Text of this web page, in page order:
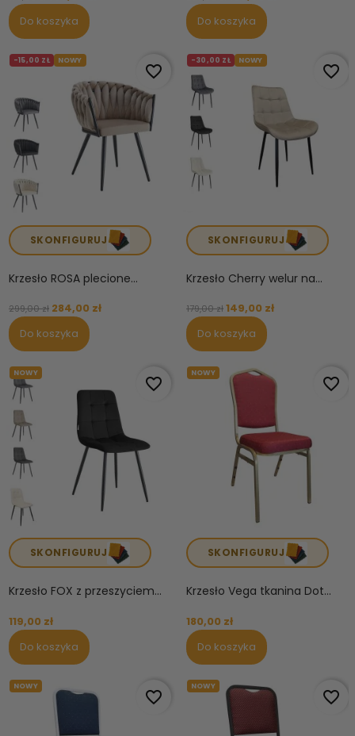
Do koszyka
Do koszyka
SKONFIGURUJ
Krzesło ROSA plecione...
299,00 zł 284,00 zł
Do koszyka
-15,00 ZŁ NOWY
favorite_border
SKONFIGURUJ
Krzesło Cherry welur na...
179,00 zł149,00 zł
Do koszyka
-30,00 ZŁ NOWY
favorite_border
SKONFIGURUJ
Krzesło FOX z przeszyciem...
119,00 zł
Do koszyka
NOWY
favorite_border
SKONFIGURUJ
Krzesło Vega tkanina Dot...
180,00 zł
Do koszyka
NOWY
favorite_border
NOWY
favorite_border
NOWY
favorite_border